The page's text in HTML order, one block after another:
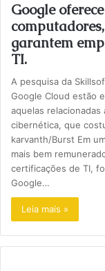
Google
garantem
TI.
A pesquisa da
Google Cloud estão
aquelas
cibernética, que
karvanth/Burst Em
mais bem
certificações de TI,
Google…
Leia mais »